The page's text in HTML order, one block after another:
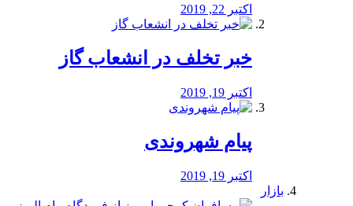
اکتبر 22, 2019
خبر تخلف در انشعاب گاز
اکتبر 19, 2019
پیام شهروندی
اکتبر 19, 2019
بازار